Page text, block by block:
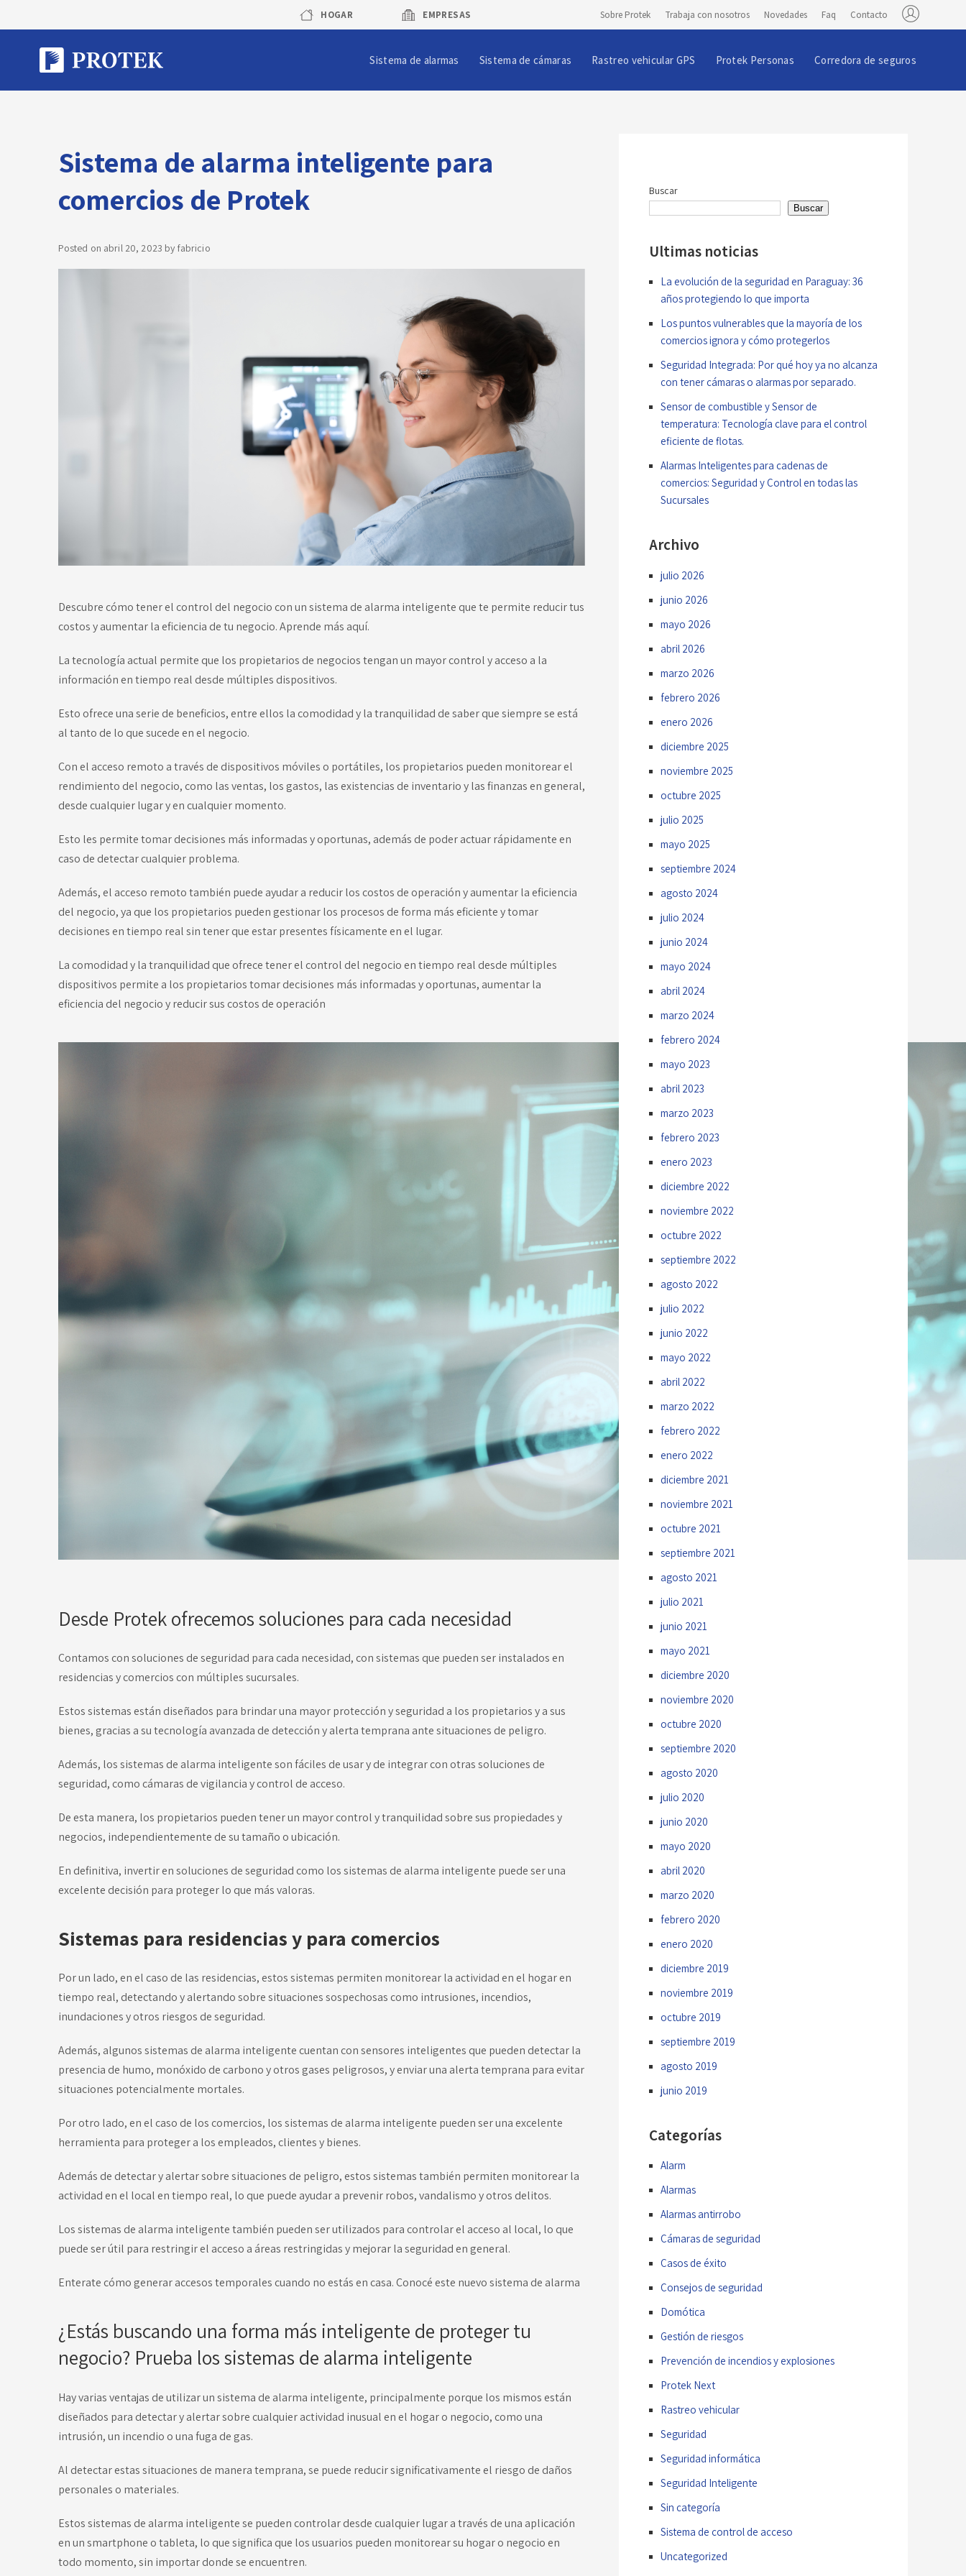
content
HOGAR EMPRESAS Sobre Protek Trabaja con nosotros Novedades Faq Contacto
Sistema de alarmas Sistema de cámaras Rastreo vehicular GPS Protek Personas Corredora de seguros
Sistema de alarma inteligente para
comercios de Protek
Posted on abril 20, 2023 by fabricio
Descubre cómo tener el control del negocio con un sistema de alarma inteligente que te permite reducir tus
costos y aumentar la eficiencia de tu negocio. Aprende más aquí.
La tecnología actual permite que los propietarios de negocios tengan un mayor control y acceso a la
información en tiempo real desde múltiples dispositivos.
Esto ofrece una serie de beneficios, entre ellos la comodidad y la tranquilidad de saber que siempre se está
al tanto de lo que sucede en el negocio.
Con el acceso remoto a través de dispositivos móviles o portátiles, los propietarios pueden monitorear el
rendimiento del negocio, como las ventas, los gastos, las existencias de inventario y las finanzas en general,
desde cualquier lugar y en cualquier momento.
Esto les permite tomar decisiones más informadas y oportunas, además de poder actuar rápidamente en
caso de detectar cualquier problema.
Además, el acceso remoto también puede ayudar a reducir los costos de operación y aumentar la eficiencia
del negocio, ya que los propietarios pueden gestionar los procesos de forma más eficiente y tomar
decisiones en tiempo real sin tener que estar presentes físicamente en el lugar.
La comodidad y la tranquilidad que ofrece tener el control del negocio en tiempo real desde múltiples
dispositivos permite a los propietarios tomar decisiones más informadas y oportunas, aumentar la
eficiencia del negocio y reducir sus costos de operación
Desde Protek ofrecemos soluciones para cada necesidad
Contamos con soluciones de seguridad para cada necesidad, con sistemas que pueden ser instalados en
residencias y comercios con múltiples sucursales.
Estos sistemas están diseñados para brindar una mayor protección y seguridad a los propietarios y a sus
bienes, gracias a su tecnología avanzada de detección y alerta temprana ante situaciones de peligro.
Además, los sistemas de alarma inteligente son fáciles de usar y de integrar con otras soluciones de
seguridad, como cámaras de vigilancia y control de acceso.
De esta manera, los propietarios pueden tener un mayor control y tranquilidad sobre sus propiedades y
negocios, independientemente de su tamaño o ubicación.
En definitiva, invertir en soluciones de seguridad como los sistemas de alarma inteligente puede ser una
excelente decisión para proteger lo que más valoras.
Sistemas para residencias y para comercios
Por un lado, en el caso de las residencias, estos sistemas permiten monitorear la actividad en el hogar en
tiempo real, detectando y alertando sobre situaciones sospechosas como intrusiones, incendios,
inundaciones y otros riesgos de seguridad.
Además, algunos sistemas de alarma inteligente cuentan con sensores inteligentes que pueden detectar la
presencia de humo, monóxido de carbono y otros gases peligrosos, y enviar una alerta temprana para evitar
situaciones potencialmente mortales.
Por otro lado, en el caso de los comercios, los sistemas de alarma inteligente pueden ser una excelente
herramienta para proteger a los empleados, clientes y bienes.
Además de detectar y alertar sobre situaciones de peligro, estos sistemas también permiten monitorear la
actividad en el local en tiempo real, lo que puede ayudar a prevenir robos, vandalismo y otros delitos.
Los sistemas de alarma inteligente también pueden ser utilizados para controlar el acceso al local, lo que
puede ser útil para restringir el acceso a áreas restringidas y mejorar la seguridad en general.
Enterate cómo generar accesos temporales cuando no estás en casa. Conocé este nuevo sistema de alarma
¿Estás buscando una forma más inteligente de proteger tu
negocio? Prueba los sistemas de alarma inteligente
Hay varias ventajas de utilizar un sistema de alarma inteligente, principalmente porque los mismos están
diseñados para detectar y alertar sobre cualquier actividad inusual en el hogar o negocio, como una
intrusión, un incendio o una fuga de gas.
Al detectar estas situaciones de manera temprana, se puede reducir significativamente el riesgo de daños
personales o materiales.
Estos sistemas de alarma inteligente se pueden controlar desde cualquier lugar a través de una aplicación
en un smartphone o tableta, lo que significa que los usuarios pueden monitorear su hogar o negocio en
todo momento, sin importar donde se encuentren.
Buscar
Buscar
Ultimas noticias
La evolución de la seguridad en Paraguay: 36
años protegiendo lo que importa
Los puntos vulnerables que la mayoría de los
comercios ignora y cómo protegerlos
Seguridad Integrada: Por qué hoy ya no alcanza
con tener cámaras o alarmas por separado.
Sensor de combustible y Sensor de
temperatura: Tecnología clave para el control
eficiente de flotas.
Alarmas Inteligentes para cadenas de
comercios: Seguridad y Control en todas las
Sucursales
Archivo
julio 2026
junio 2026
mayo 2026
abril 2026
marzo 2026
febrero 2026
enero 2026
diciembre 2025
noviembre 2025
octubre 2025
julio 2025
mayo 2025
septiembre 2024
agosto 2024
julio 2024
junio 2024
mayo 2024
abril 2024
marzo 2024
febrero 2024
mayo 2023
abril 2023
marzo 2023
febrero 2023
enero 2023
diciembre 2022
noviembre 2022
octubre 2022
septiembre 2022
agosto 2022
julio 2022
junio 2022
mayo 2022
abril 2022
marzo 2022
febrero 2022
enero 2022
diciembre 2021
noviembre 2021
octubre 2021
septiembre 2021
agosto 2021
julio 2021
junio 2021
mayo 2021
diciembre 2020
noviembre 2020
octubre 2020
septiembre 2020
agosto 2020
julio 2020
junio 2020
mayo 2020
abril 2020
marzo 2020
febrero 2020
enero 2020
diciembre 2019
noviembre 2019
octubre 2019
septiembre 2019
agosto 2019
junio 2019
Categorías
Alarm
Alarmas
Alarmas antirrobo
Cámaras de seguridad
Casos de éxito
Consejos de seguridad
Domótica
Gestión de riesgos
Prevención de incendios y explosiones
Protek Next
Rastreo vehicular
Seguridad
Seguridad informática
Seguridad Inteligente
Sin categoría
Sistema de control de acceso
Uncategorized